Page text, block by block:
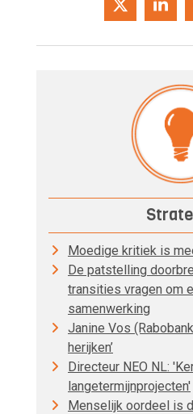
Moedige kritiek is
De patstelling
transities vragen om
samenwerking
Janine Vos
herijken’
Directeur NEO NL:
langetermijnprojecten'
Menselijk oordeel is